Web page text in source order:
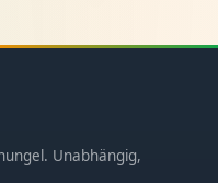
Unabhängig,